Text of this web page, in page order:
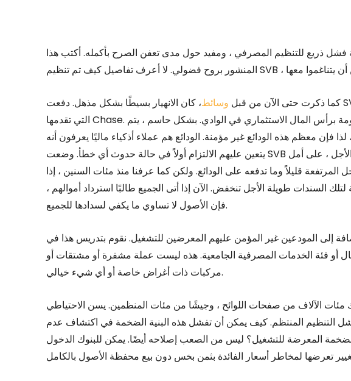
فشل ذريع للتنظيم المصرفي ، ومفيد حول مدى تعفن الصرح بأكمله. أكتب هذا
كما ذكرت حتى الآن من قبل وسائط، كان الانهيار بسيطًا بشكل مذهل. دفعت SVB أسعار فائدة أعلى قليلاً من 0.01 ٪ (نعم)
التي تقدمها Chase. اجتذبت ودائع كبيرة من الشركات المدعومة برأس المال الاستثماري في الوادي. بشكل حاسم ، يتم
250000 دولار فقط ، لذا فإن معظم هذه الودائع غير مؤمنة. الودائع هم عملاء أذكياء ماليًا يعرفون أنه
يتعين عليهم الالتزام أولاً في حالة حدوث أي خطأ. وضعت SVB الكثير من هذه الأموال في سندات طويلة الأجل ، على أمل
المرتفعة قليلاً وما تدفعه على الودائع. ولكن كما عرفنا منذ مئات السنين ، إذا
السندات طويلة الأجل تنخفض. الآن إذا أتى الجميع طالبًا استرداد أموالهم ،
فإن الأصول لا تساوي ما يكفي لسدادها للجميع.
إلى المودعين غير المؤمن عليهم المعرضين للتشغيل. نقوم بتدريس هذا في
أو فئة الخدمات المصرفية الجامعية. هذه ليست عملة مشفرة أو مشتقات أو
مركبات ذات أغراض خاصة أو أي شيء خيالي.
مئات الآلاف من صفحات اللوائح ، وجيشًا من مئات المنظمين. يسن الاحتياطي
فشل التنظيم المنتظم. كيف يمكن أن تفشل هذه البنية الضخمة في اكتشاف عدم
الضخمة المعرضة للتشغيل؟ ليس من الصعب إصلاحه أيضًا. يمكن للبنوك الدخول